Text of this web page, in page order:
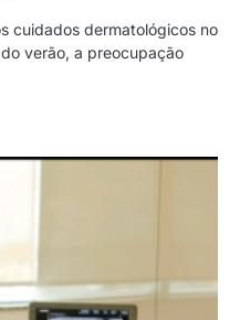
cuidados dermatológicos no
verão, a preocupação